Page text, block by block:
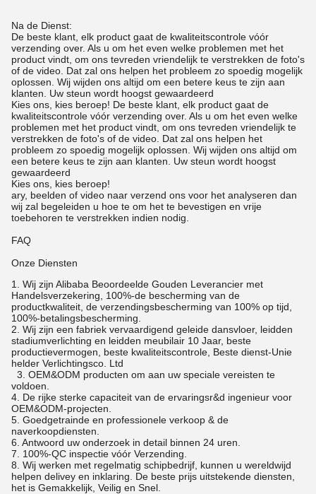
Na de Dienst:
De beste klant, elk product gaat de kwaliteitscontrole vóór
verzending over. Als u om het even welke problemen met het
product vindt, om ons tevreden vriendelijk te verstrekken de foto's
of de video. Dat zal ons helpen het probleem zo spoedig mogelijk
oplossen. Wij wijden ons altijd om een betere keus te zijn aan
klanten. Uw steun wordt hoogst gewaardeerd
Kies ons, kies beroep! De beste klant, elk product gaat de
kwaliteitscontrole vóór verzending over. Als u om het even welke
problemen met het product vindt, om ons tevreden vriendelijk te
verstrekken de foto's of de video. Dat zal ons helpen het
probleem zo spoedig mogelijk oplossen. Wij wijden ons altijd om
een betere keus te zijn aan klanten. Uw steun wordt hoogst
gewaardeerd
Kies ons, kies beroep!
ary, beelden of video naar verzend ons voor het analyseren dan
wij zal begeleiden u hoe te om het te bevestigen en vrije
toebehoren te verstrekken indien nodig.
FAQ
Onze Diensten
1. Wij zijn Alibaba Beoordeelde Gouden Leverancier met
Handelsverzekering, 100%-de bescherming van de
productkwaliteit, de verzendingsbescherming van 100% op tijd,
100%-betalingsbescherming.
2. Wij zijn een fabriek vervaardigend geleide dansvloer, leidden
stadiumverlichting en leidden meubilair 10 Jaar, beste
productievermogen, beste kwaliteitscontrole, Beste dienst-Unie
helder Verlichtingsco. Ltd
3. OEM&ODM producten om aan uw speciale vereisten te
voldoen.
4. De rijke sterke capaciteit van de ervaringsr&d ingenieur voor
OEM&ODM-projecten.
5. Goedgetrainde en professionele verkoop & de
naverkoopdiensten.
6. Antwoord uw onderzoek in detail binnen 24 uren.
7. 100%-QC inspectie vóór Verzending.
8. Wij werken met regelmatig schipbedrijf, kunnen u wereldwijd
helpen delivey en inklaring. De beste prijs uitstekende diensten,
het is Gemakkelijk, Veilig en Snel.